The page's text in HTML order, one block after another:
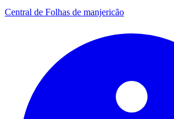
Central de Folhas de manjericão